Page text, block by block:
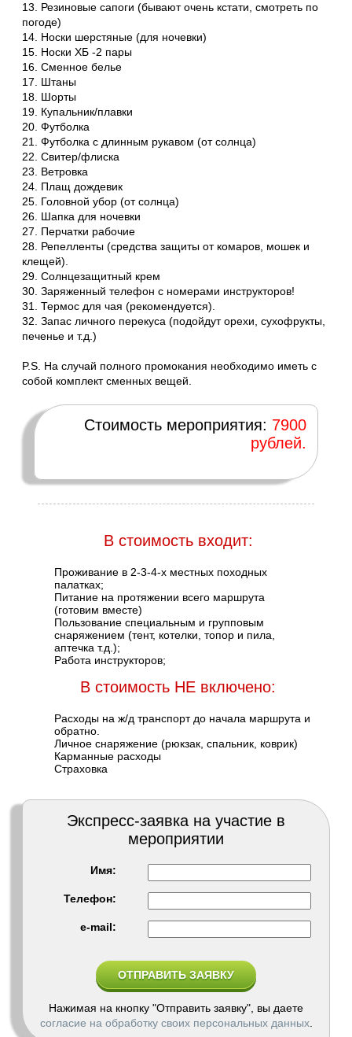
13. Резиновые сапоги (бывают очень кстати, смотреть по
погоде)
14. Носки шерстяные (для ночевки)
15. Носки ХБ -2 пары
16. Сменное белье
17. Штаны
18. Шорты
19. Купальник/плавки
20. Футболка
21. Футболка с длинным рукавом (от солнца)
22. Свитер/флиска
23. Ветровка
24. Плащ дождевик
25. Головной убор (от солнца)
26. Шапка для ночевки
27. Перчатки рабочие
28. Репелленты (средства защиты от комаров, мошек и
клещей).
29. Солнцезащитный крем
30. Заряженный телефон с номерами инструкторов!
31. Термос для чая (рекомендуется).
32. Запас личного перекуса (подойдут орехи, сухофрукты,
печенье и т.д.)
P.S. На случай полного промокания необходимо иметь с
собой комплект сменных вещей.
Стоимость мероприятия: 7900
рублей.
В стоимость входит:
Проживание в 2-3-4-х местных походных
палатках;
Питание на протяжении всего маршрута
(готовим вместе)
Пользование специальным и групповым
снаряжением (тент, котелки, топор и пила,
аптечка т.д.);
Работа инструкторов;
В стоимость НЕ включено:
Расходы на ж/д транспорт до начала маршрута и
обратно.
Личное снаряжение (рюкзак, спальник, коврик)
Карманные расходы
Страховка
Экспресс-заявка на участие в
мероприятии
Имя:
Телефон:
e-mail:
Нажимая на кнопку "Отправить заявку", вы даете
согласие на обработку своих персональных данных.